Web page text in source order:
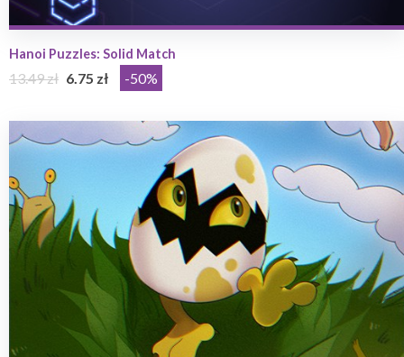
Hanoi Puzzles: Solid Match
13.49 zł 6.75 zł -50%